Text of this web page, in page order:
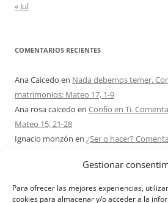
Gestionar
Para ofrecer las mejores experiencias,
cookies para almacenar y/o acceder a la
« Jul
COMENTARIOS RECIENTES
Ana Caicedo en Nada debemos temer.
matrimonios: Mateo 17, 1-9
Ana rosa caicedo en Confío en Ti.
Mateo 15, 21-28
Ignacio monzón en ¿Ser o hacer?
Maria Asuncion Herrero Mendezen¿Ser
Matrimonios: Mateo 15, 1-2. 10-14
Sandra Karina SolomitaenRETIRO